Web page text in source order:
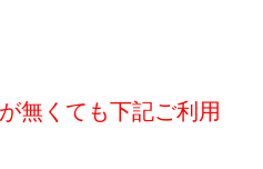
無くても下記ご利用